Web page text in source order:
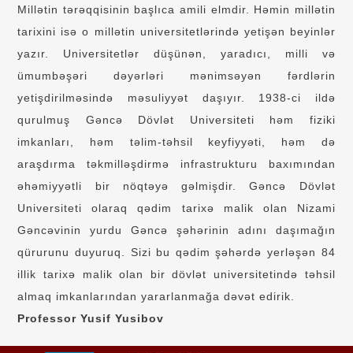
Millətin tərəqqisinin başlıca amili elmdir. Həmin millətin
tarixini isə o millətin universitetlərində yetişən beyinlər
yazır. Universitetlər düşünən, yaradıcı, milli və
ümumbəşəri dəyərləri mənimsəyən fərdlərin
yetişdirilməsində məsuliyyət daşıyır. 1938-ci ildə
qurulmuş Gəncə Dövlət Universiteti həm fiziki
imkanları, həm təlim-təhsil keyfiyyəti, həm də
araşdırma təkmilləşdirmə infrastrukturu baxımından
əhəmiyyətli bir nöqtəyə gəlmişdir. Gəncə Dövlət
Universiteti olaraq qədim tarixə malik olan Nizami
Gəncəvinin yurdu Gəncə şəhərinin adını daşımağın
qürurunu duyuruq. Sizi bu qədim şəhərdə yerləşən 84
illik tarixə malik olan bir dövlət universitetində təhsil
almaq imkanlarından yararlanmağa dəvət edirik.
Professor Yusif Yusibov